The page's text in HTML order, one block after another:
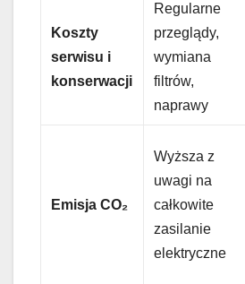
Koszty
serwisu i
konserwacji
Regularne
przeglądy,
wymiana
filtrów,
naprawy
Emisja CO₂
Wyższa z
uwagi na
całkowite
zasilanie
elektryczne